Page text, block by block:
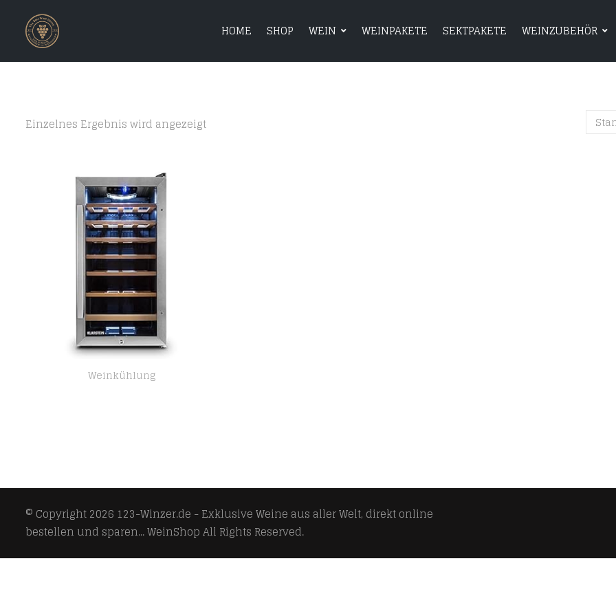
HOME SHOP WEIN WEINPAKETE SEKTPAKETE WEINZUBEHÖR
HOME SHOP WEIN WEINPAKETE
Einzelnes Ergebnis wird angezeigt
Weinkühlung
© Copyright 2026 123-Winzer.de - Exklusive Weine aus aller Welt, direkt online
bestellen und sparen... WeinShopAll Rights Reserved.